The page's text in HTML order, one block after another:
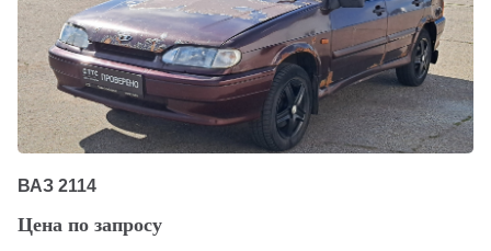
ВАЗ 2114
Цена по запросу